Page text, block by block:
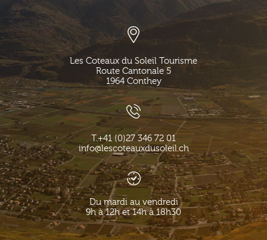
Les Coteaux du Soleil Tourisme
Route Cantonale 5
1964 Conthey
T.+41 (0)27 346 72 01
info@lescoteauxdusoleil.ch
Du mardi au vendredi
9h à 12h et 14h à 18h30